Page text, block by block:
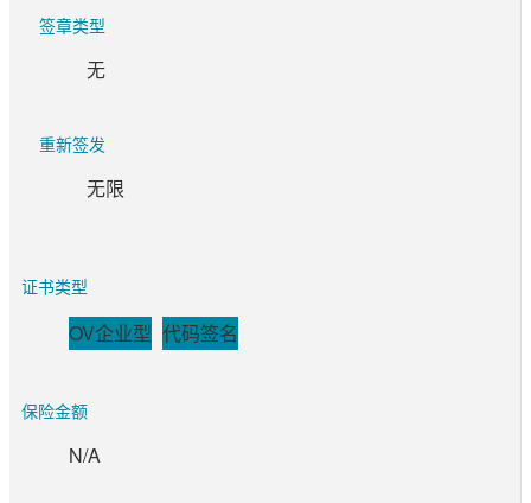
签章类型
无
重新签发
无限
证书类型
OV企业型 代码签名
保险金额
N/A